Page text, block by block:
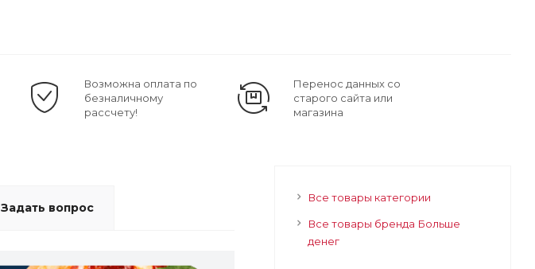
Возможна оплата по
безналичному
рассчету!
Перенос данных со
старого сайта или
магазина
Задать вопрос
Все товары категории
Все товары бренда Больше
денег